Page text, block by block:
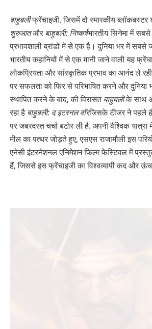
बाहुबलीफ्रेंचाइजी, जिसमें दो स्मारकीय ब्लॉकबस्टर
शुरुआतऔर बाहुबली: निष्कर्षभारतीय सिनेमा में
प्रभावशाली ब्रांडों में से एक है। दुनिया भर में सबसे
भारतीय कहानियों में से एक मानी जाने वाली यह
लोकप्रियता और सांस्कृतिक प्रभाव का आनंद ले
पर सफलता को फिर से परिभाषित करने और दुनिया
स्थापित करने के बाद, की विरासतबाहुबलीके साथ
रहा है बाहुबली: द इटरनल वॉरजिसके टीजर ने पहले
पर जबरदस्त चर्चा बटोर ली है. अपनी वैश्विक
मील का पत्थर जोड़ते हुए, एसएस राजामौली इस
एनेसी इंटरनेशनल एनिमेशन फिल्म फेस्टिवल में
हैं, जिससे इस फ्रेंचाइजी का विश्वव्यापी कद और ऊंचा